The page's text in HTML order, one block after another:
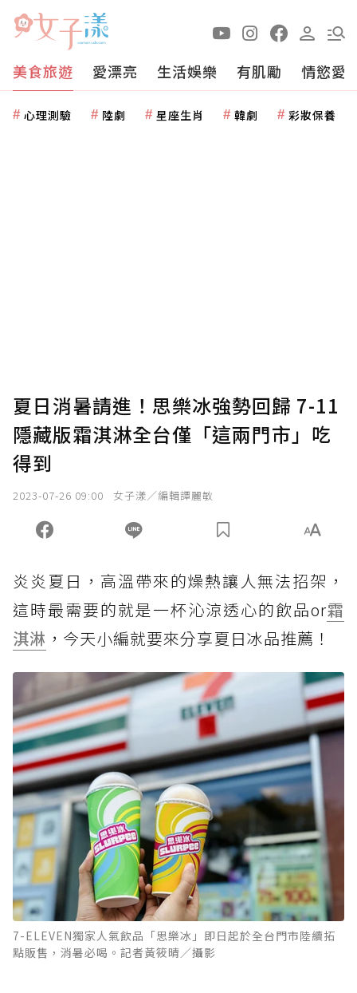
美食旅遊 愛漂亮 生活娛樂 有肌勵 情慾愛
心理測驗 陸劇 星座生肖 韓劇 彩妝保養
夏日消暑請進！思樂冰強勢回歸 7-11
隱藏版霜淇淋全台僅「這兩門市」吃
得到
2023-07-26 09:00 女子漾／編輯譚麗敏
炎炎夏日，高溫帶來的燥熱讓人無法招架，
這時最需要的就是一杯沁涼透心的飲品or霜
淇淋 ，今天小編就要來分享夏日冰品推薦！
7-ELEVEN獨家人氣飲品「思樂冰」即日起於全台門市陸續拓
點販售，消暑必喝。記者黃筱晴／攝影